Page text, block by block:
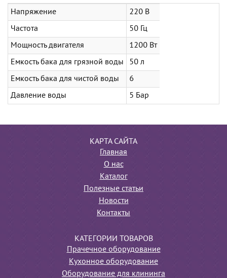
Напряжение 220 В
Частота 50 Гц
Мощность двигателя 1200 Вт
Емкость бака для грязной воды 50 л
Емкость бака для чистой воды 6
Давление воды 5 Бар
КАРТА САЙТА
Главная
О нас
Каталог
Полезные статьи
Новости
Контакты
КАТЕГОРИИ ТОВАРОВ
Прачечное оборудование
Кухонное оборудование
Оборудование для клининга